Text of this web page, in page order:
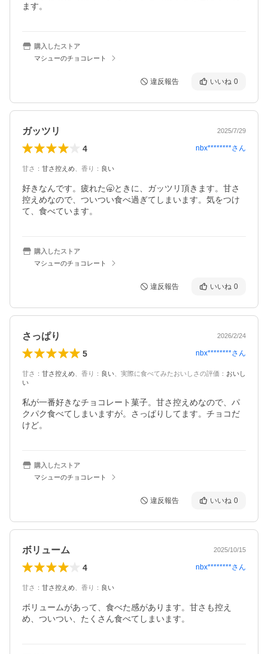
ます。
購入したストア
マシューのチョコレート
違反報告 いいね 0
ガッツリ 2025/7/29
4 nbx********さん
甘さ ： 甘さ控えめ 香り ： 良い
好きなんです。疲れた🥱ときに、ガッツリ頂きます。甘さ
控えめなので、ついつい食べ過ぎてしまいます。気をつけ
て、食べています。
購入したストア
マシューのチョコレート
違反報告 いいね 0
さっぱり 2026/2/24
5 nbx********さん
甘さ ： 甘さ控えめ 香り ： 良い 実際に食べてみたおいしさの評価 ： おいし
い
私が一番好きなチョコレート菓子。甘さ控えめなので、パ
クパク食べてしまいますが。さっぱりしてます。チョコだ
けど。
購入したストア
マシューのチョコレート
違反報告 いいね 0
ボリューム 2025/10/15
4 nbx********さん
甘さ ： 甘さ控えめ 香り ： 良い
ボリュームがあって、食べた感があります。甘さも控え
め、ついつい、たくさん食べてしまいます。